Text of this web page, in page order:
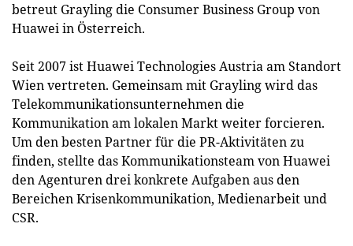
betreut Grayling die Consumer Business Group von
Huawei in Österreich.
Seit 2007 ist Huawei Technologies Austria am Standort
Wien vertreten. Gemeinsam mit Grayling wird das
Telekommunikationsunternehmen die
Kommunikation am lokalen Markt weiter forcieren.
Um den besten Partner für die PR-Aktivitäten zu
finden, stellte das Kommunikationsteam von Huawei
den Agenturen drei konkrete Aufgaben aus den
Bereichen Krisenkommunikation, Medienarbeit und
CSR.